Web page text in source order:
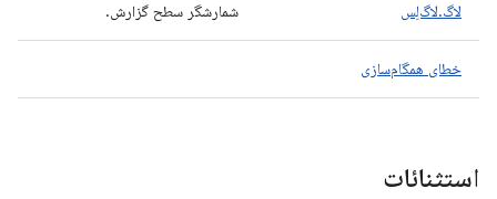
لاگ.لاگ‌لِس شمارشگر سطح گزارش.
خطای همگام‌سازی
استثنائات